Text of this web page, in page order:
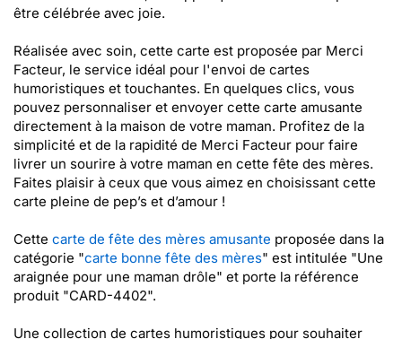
être célébrée avec joie.
Réalisée avec soin, cette carte est proposée par Merci
Facteur, le service idéal pour l'envoi de cartes
humoristiques et touchantes. En quelques clics, vous
pouvez personnaliser et envoyer cette carte amusante
directement à la maison de votre maman. Profitez de la
simplicité et de la rapidité de Merci Facteur pour faire
livrer un sourire à votre maman en cette fête des mères.
Faites plaisir à ceux que vous aimez en choisissant cette
carte pleine de pep’s et d’amour !
Cette carte de fête des mères amusante proposée dans la
catégorie "carte bonne fête des mères" est intitulée "Une
araignée pour une maman drôle" et porte la référence
produit "CARD-4402".
Une collection de cartes humoristiques pour souhaiter